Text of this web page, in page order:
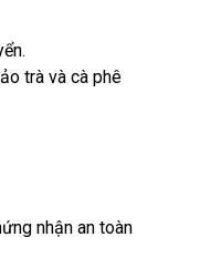
trà và cà phê
nhận an toàn